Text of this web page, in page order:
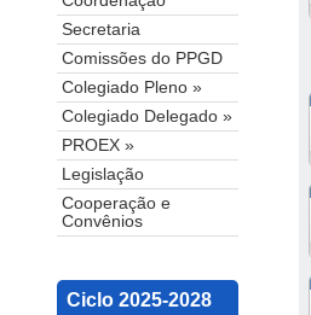
Secretaria
Comissões do PPGD
Colegiado Pleno »
Colegiado Delegado »
PROEX »
Legislação
Cooperação e
Convênios
Ciclo 2025-2028